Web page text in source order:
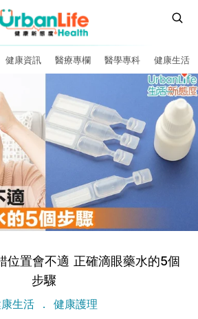
健康資訊 醫療專欄 醫學專科 健康生活
位置會不適 正確滴眼藥水的5個
步驟
生活 健康護理